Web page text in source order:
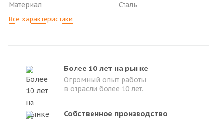
Материал
Сталь
Все характеристики
Более 10 лет на рынке
Огромный опыт работы
в отрасли более 10 лет.
Собственное производство